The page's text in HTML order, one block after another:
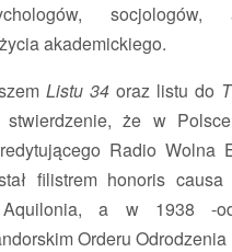
akademickiego.
Listu 34 oraz listu do
stwierdzenie, że w
Radio Wolna
filistrem honoris causa
Aquilonia, a w 1938 -
Orderu Odrodzenia